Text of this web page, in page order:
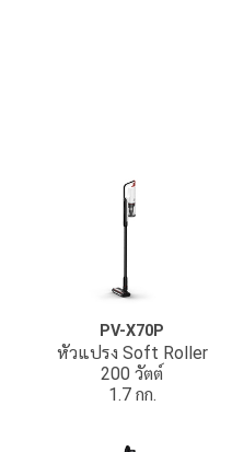
PV-X70P
หัวแปรง Soft Roller
200 วัตต์
1.7 กก.